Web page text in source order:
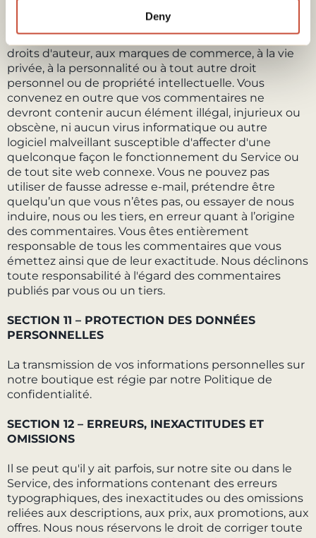
Deny
d'une partie ou les présentes CGV. Vous convenez
que vos commentaires ne doivent en aucun cas
porter atteinte aux droits de tiers, y compris aux
droits d'auteur, aux marques de commerce, à la vie
privée, à la personnalité ou à tout autre droit
personnel ou de propriété intellectuelle. Vous
convenez en outre que vos commentaires ne
devront contenir aucun élément illégal, injurieux ou
obscène, ni aucun virus informatique ou autre
logiciel malveillant susceptible d'affecter d'une
quelconque façon le fonctionnement du Service ou
de tout site web connexe. Vous ne pouvez pas
utiliser de fausse adresse e-mail, prétendre être
quelqu’un que vous n’êtes pas, ou essayer de nous
induire, nous ou les tiers, en erreur quant à l’origine
des commentaires. Vous êtes entièrement
responsable de tous les commentaires que vous
émettez ainsi que de leur exactitude. Nous déclinons
toute responsabilité à l'égard des commentaires
publiés par vous ou un tiers.
SECTION 11 – PROTECTION DES DONNÉES
PERSONNELLES
La transmission de vos informations personnelles sur
notre boutique est régie par notre Politique de
confidentialité.
SECTION 12 – ERREURS, INEXACTITUDES ET
OMISSIONS
Il se peut qu'il y ait parfois, sur notre site ou dans le
Service, des informations contenant des erreurs
typographiques, des inexactitudes ou des omissions
reliées aux descriptions, aux prix, aux promotions, aux
offres. Nous nous réservons le droit de corriger toute